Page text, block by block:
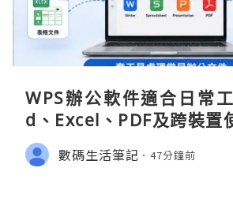
WPS辦公軟件適合日常
d、Excel、PDF及跨裝置
數碼生活筆記 47分鐘前